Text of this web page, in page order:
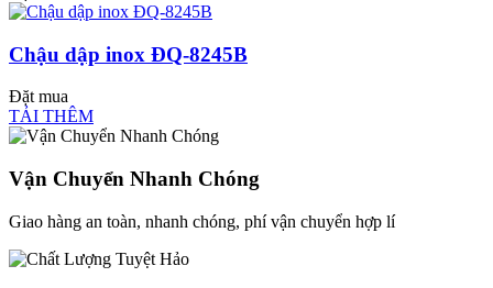
Chậu dập inox ĐQ-8245B
Đặt mua
TẢI THÊM
Vận Chuyển Nhanh Chóng
Giao hàng an toàn, nhanh chóng, phí vận chuyển hợp lí